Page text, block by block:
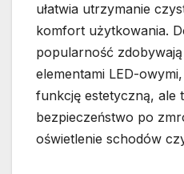
ułatwia utrzymanie
komfort użytkowania.
popularność
elementami LED-
funkcję estetyczną, ale
bezpieczeństwo po
oświetlenie schodów